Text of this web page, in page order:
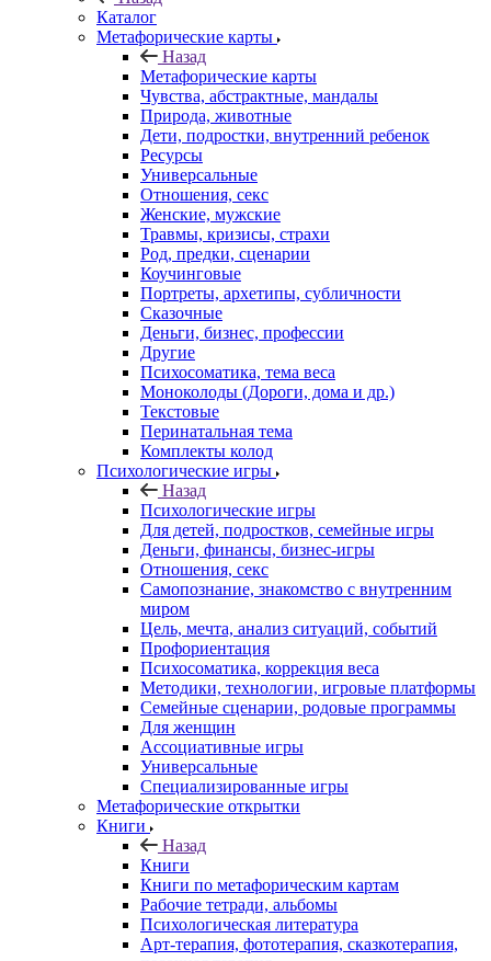
Каталог
Mетафорические карты
Назад
Mетафорические карты
Чувства, абстрактные, мандалы
Природа, животные
Дети, подростки, внутренний ребенок
Ресурсы
Универсальные
Отношения, секс
Женские, мужские
Травмы, кризисы, страхи
Род, предки, сценарии
Коучинговые
Портреты, архетипы, субличности
Сказочные
Деньги, бизнес, профессии
Другие
Психосоматика, тема веса
Моноколоды (Дороги, дома и др.)
Текстовые
Перинатальная тема
Комплекты колод
Психологические игры
Назад
Психологические игры
Для детей, подростков, семейные игры
Деньги, финансы, бизнес-игры
Отношения, секс
Самопознание, знакомство с внутренним
миром
Цель, мечта, анализ ситуаций, событий
Профориентация
Психосоматика, коррекция веса
Методики, технологии, игровые платформы
Семейные сценарии, родовые программы
Для женщин
Ассоциативные игры
Универсальные
Специализированные игры
Метафорические открытки
Книги
Назад
Книги
Книги по метафорическим картам
Рабочие тетради, альбомы
Психологическая литература
Арт-терапия, фототерапия, сказкотерапия,